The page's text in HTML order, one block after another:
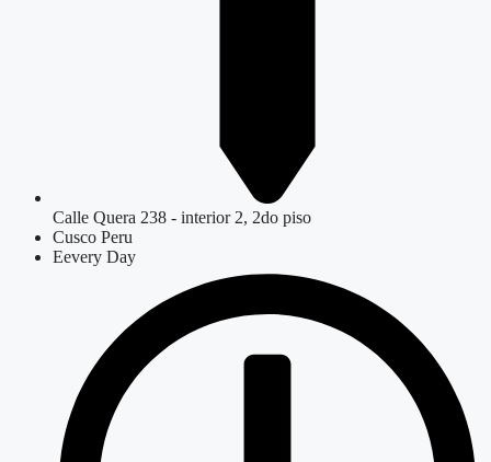
Calle Quera 238 - interior 2, 2do piso
Cusco Peru
Eevery Day